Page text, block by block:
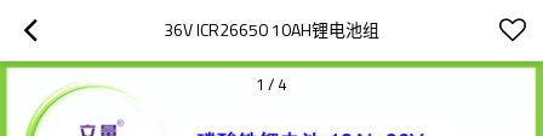
36V ICR26650 10AH锂电池组
1 / 4